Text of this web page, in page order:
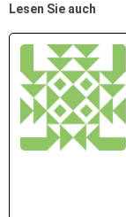
Lesen Sie auch